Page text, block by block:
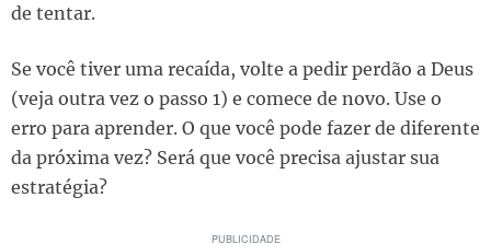
de tentar.
Se você tiver uma recaída, volte a pedir perdão a Deus
(veja outra vez o passo 1) e comece de novo. Use o
erro para aprender. O que você pode fazer de diferente
da próxima vez? Será que você precisa ajustar sua
estratégia?